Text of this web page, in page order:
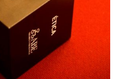
DETALLES